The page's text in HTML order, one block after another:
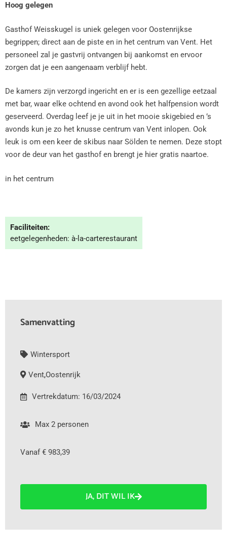
Hoog gelegen
Gasthof Weisskugel is uniek gelegen voor Oostenrijkse
begrippen; direct aan de piste en in het centrum van Vent. Het
personeel zal je gastvrij ontvangen bij aankomst en ervoor
zorgen dat je een aangenaam verblijf hebt.
De kamers zijn verzorgd ingericht en er is een gezellige eetzaal
met bar, waar elke ochtend en avond ook het halfpension wordt
geserveerd. Overdag leef je je uit in het mooie skigebied en ’s
avonds kun je zo het knusse centrum van Vent inlopen. Ook
leuk is om een keer de skibus naar Sölden te nemen. Deze stopt
voor de deur van het gasthof en brengt je hier gratis naartoe.
in het centrum
Faciliteiten:
eetgelegenheden: à-la-carterestaurant
Samenvatting
Wintersport
Vent,Oostenrijk
Vertrekdatum: 16/03/2024
Max 2 personen
Vanaf € 983,39
JA, DIT WIL IK